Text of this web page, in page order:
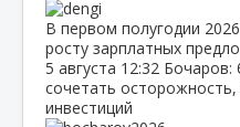
В первом полугодии
росту зарплатных
5 августа 12:32 Бочаров:
сочетать
инвестиций